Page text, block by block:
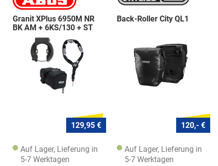
Granit XPlus 6950M NR
BK AM + 6KS/130 + ST
129,95 €
Auf Lager, Lieferung in
5-7 Werktagen
Back-Roller City QL1
120,- €
Auf Lager, Lieferung in
5-7 Werktagen